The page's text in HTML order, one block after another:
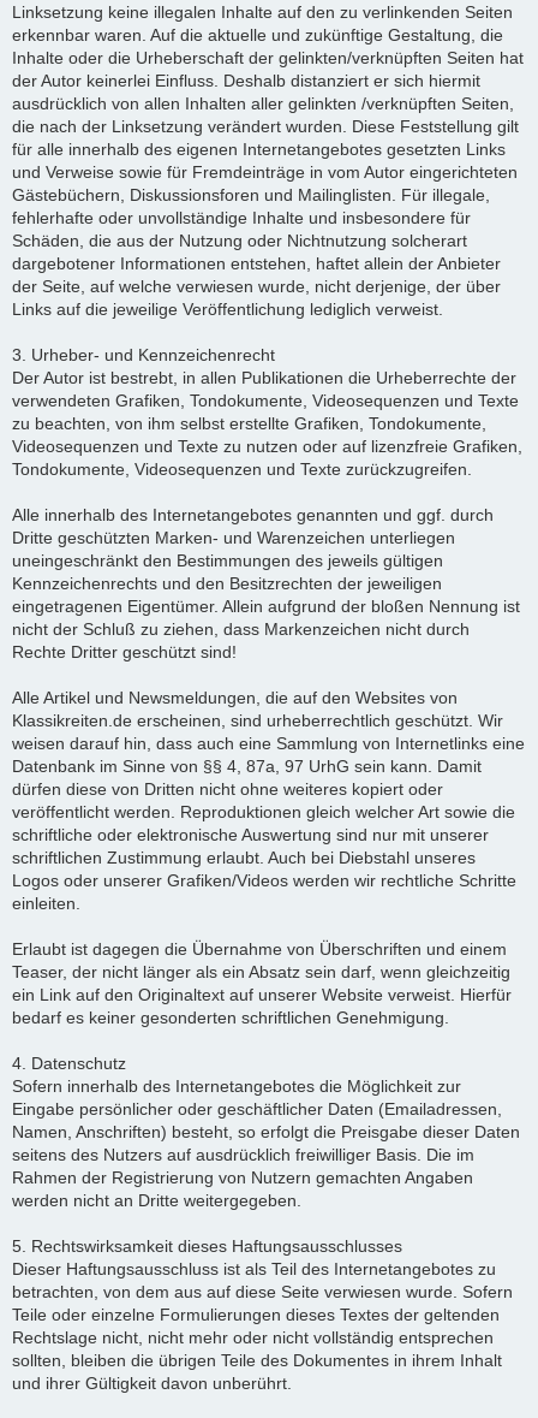
Linksetzung keine illegalen Inhalte auf den zu verlinkenden Seiten
erkennbar waren. Auf die aktuelle und zukünftige Gestaltung, die
Inhalte oder die Urheberschaft der gelinkten/verknüpften Seiten hat
der Autor keinerlei Einfluss. Deshalb distanziert er sich hiermit
ausdrücklich von allen Inhalten aller gelinkten /verknüpften Seiten,
die nach der Linksetzung verändert wurden. Diese Feststellung gilt
für alle innerhalb des eigenen Internetangebotes gesetzten Links
und Verweise sowie für Fremdeinträge in vom Autor eingerichteten
Gästebüchern, Diskussionsforen und Mailinglisten. Für illegale,
fehlerhafte oder unvollständige Inhalte und insbesondere für
Schäden, die aus der Nutzung oder Nichtnutzung solcherart
dargebotener Informationen entstehen, haftet allein der Anbieter
der Seite, auf welche verwiesen wurde, nicht derjenige, der über
Links auf die jeweilige Veröffentlichung lediglich verweist.
3. Urheber- und Kennzeichenrecht
Der Autor ist bestrebt, in allen Publikationen die Urheberrechte der
verwendeten Grafiken, Tondokumente, Videosequenzen und Texte
zu beachten, von ihm selbst erstellte Grafiken, Tondokumente,
Videosequenzen und Texte zu nutzen oder auf lizenzfreie Grafiken,
Tondokumente, Videosequenzen und Texte zurückzugreifen.
Alle innerhalb des Internetangebotes genannten und ggf. durch
Dritte geschützten Marken- und Warenzeichen unterliegen
uneingeschränkt den Bestimmungen des jeweils gültigen
Kennzeichenrechts und den Besitzrechten der jeweiligen
eingetragenen Eigentümer. Allein aufgrund der bloßen Nennung ist
nicht der Schluß zu ziehen, dass Markenzeichen nicht durch
Rechte Dritter geschützt sind!
Alle Artikel und Newsmeldungen, die auf den Websites von
Klassikreiten.de erscheinen, sind urheberrechtlich geschützt. Wir
weisen darauf hin, dass auch eine Sammlung von Internetlinks eine
Datenbank im Sinne von §§ 4, 87a, 97 UrhG sein kann. Damit
dürfen diese von Dritten nicht ohne weiteres kopiert oder
veröffentlicht werden. Reproduktionen gleich welcher Art sowie die
schriftliche oder elektronische Auswertung sind nur mit unserer
schriftlichen Zustimmung erlaubt. Auch bei Diebstahl unseres
Logos oder unserer Grafiken/Videos werden wir rechtliche Schritte
einleiten.
Erlaubt ist dagegen die Übernahme von Überschriften und einem
Teaser, der nicht länger als ein Absatz sein darf, wenn gleichzeitig
ein Link auf den Originaltext auf unserer Website verweist. Hierfür
bedarf es keiner gesonderten schriftlichen Genehmigung.
4. Datenschutz
Sofern innerhalb des Internetangebotes die Möglichkeit zur
Eingabe persönlicher oder geschäftlicher Daten (Emailadressen,
Namen, Anschriften) besteht, so erfolgt die Preisgabe dieser Daten
seitens des Nutzers auf ausdrücklich freiwilliger Basis. Die im
Rahmen der Registrierung von Nutzern gemachten Angaben
werden nicht an Dritte weitergegeben.
5. Rechtswirksamkeit dieses Haftungsausschlusses
Dieser Haftungsausschluss ist als Teil des Internetangebotes zu
betrachten, von dem aus auf diese Seite verwiesen wurde. Sofern
Teile oder einzelne Formulierungen dieses Textes der geltenden
Rechtslage nicht, nicht mehr oder nicht vollständig entsprechen
sollten, bleiben die übrigen Teile des Dokumentes in ihrem Inhalt
und ihrer Gültigkeit davon unberührt.